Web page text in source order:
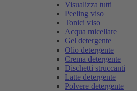
Visualizza tutti
Peeling viso
Tonici viso
Acqua micellare
Gel detergente
Olio detergente
Crema detergente
Dischetti struccanti
Latte detergente
Polvere detergente